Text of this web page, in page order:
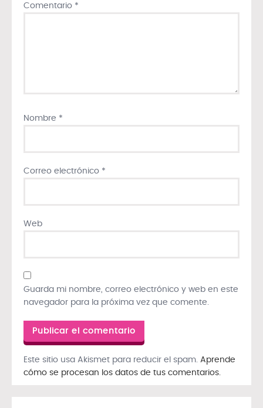
Comentario *
Nombre *
Correo electrónico *
Web
Guarda mi nombre, correo electrónico y web en este
navegador para la próxima vez que comente.
Este sitio usa Akismet para reducir el spam. Aprende
cómo se procesan los datos de tus comentarios.